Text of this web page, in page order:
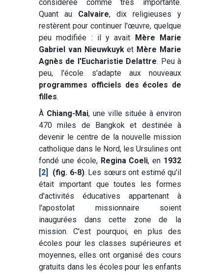
considérée comme très importante.
Quant au Calvaire, dix religieuses y
restèrent pour continuer l'œuvre, quelque
peu modifiée : il y avait Mère Marie
Gabriel van Nieuwkuyket Mère Marie
Agnès de l'Eucharistie Delattre. Peu à
peu, l'école s'adapte aux nouveaux
programmes officiels des écoles de
filles.
À Chiang-Mai, une ville située à environ
470 miles de Bangkok et destinée à
devenir le centre de la nouvelle mission
catholique dans le Nord, les Ursulines ont
fondé une école, Regina Coeli, en 1932
[2]
(fig. 6-8). Les sœurs ont estimé qu'il
était important que toutes les formes
d'activités éducatives appartenant à
l'apostolat missionnaire soient
inaugurées dans cette zone de la
mission. C'est pourquoi, en plus des
écoles pour les classes supérieures et
moyennes, elles ont organisé des cours
gratuits dans les écoles pour les enfants